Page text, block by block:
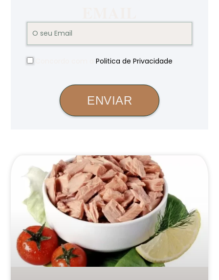
Politica de Privacidade
ENVIAR